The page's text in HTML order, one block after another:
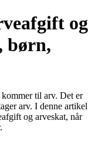
og
børn,
til arv. Det er
arv. I denne artikel
og arveskat, når